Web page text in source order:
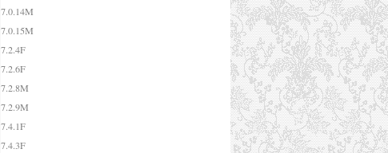
7.0.14M
7.0.15M
7.2.4F
7.2.6F
7.2.8M
7.2.9M
7.4.1F
7.4.3F